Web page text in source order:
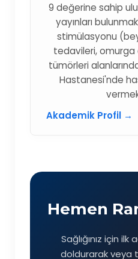
9 değerine sahip
yayınları
stimülasyonu
tedavileri, omurga
tümörleri
Hastanesi'nde
Akademik Profil →
Hemen
Sağlığınız için ilk
doldurarak veya